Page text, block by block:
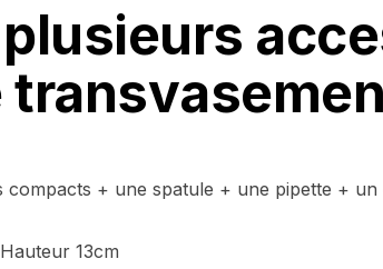
+ une spatule + une pipette +
13cm